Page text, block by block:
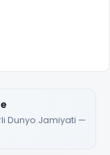
Dunyo Jamiyati —